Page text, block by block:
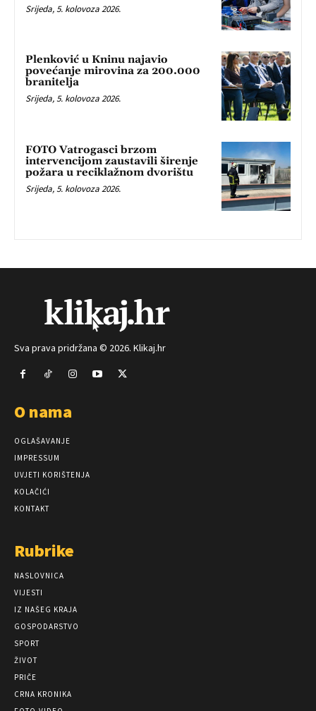
Srijeda, 5. kolovoza 2026.
Plenković u Kninu najavio
povećanje mirovina za 200.000
branitelja
Srijeda, 5. kolovoza 2026.
FOTO Vatrogasci brzom
intervencijom zaustavili širenje
požara u reciklažnom dvorištu
Srijeda, 5. kolovoza 2026.
Sva prava pridržana © 2026. Klikaj.hr
O nama
OGLAŠAVANJE
IMPRESSUM
UVJETI KORIŠTENJA
KOLAČIĆI
KONTAKT
Rubrike
NASLOVNICA
VIJESTI
IZ NAŠEG KRAJA
GOSPODARSTVO
SPORT
ŽIVOT
PRIČE
CRNA KRONIKA